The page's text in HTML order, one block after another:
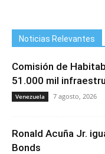
Noticias Relevantes
Comisión de
51.000 mil
Venezuela 7 agosto, 2026
Ronald Acuña Jr.
Bonds